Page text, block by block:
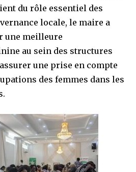
du rôle essentiel des
locale, le maire a
une meilleure
au sein des structures
une prise en compte
des femmes dans les